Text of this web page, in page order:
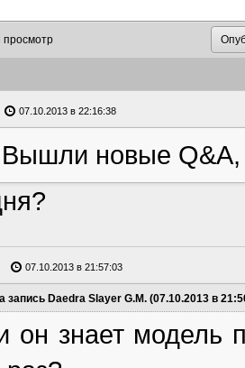
просмотр
07.10.2013 в 22:16:38
Вышли новые Q&A,
07.10.2013 в 21:57:03
запись Daedra Slayer G.M. (07.10.2013 в
он знает модель